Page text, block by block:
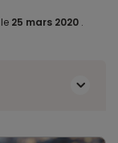
25 mars 2020 .